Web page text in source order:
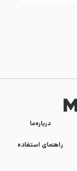
درباره‌ما
راهنمای استفاده